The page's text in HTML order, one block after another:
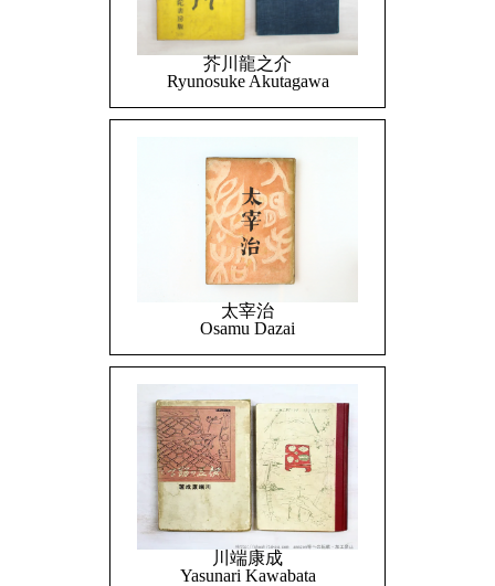
芥川龍之介
Ryunosuke Akutagawa
太宰治
Osamu Dazai
川端康成
Yasunari Kawabata